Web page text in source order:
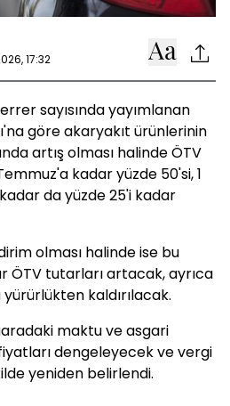
17:32
sayısında yayımlanan
göre akaryakıt ürünlerinin
artış olması halinde ÖTV
kadar yüzde 50'si, 1
da yüzde 25'i kadar
olması halinde ise bu
ÖTV tutarları artacak, ayrıca
kaldırılacak.
maktu ve asgari
dengeleyecek ve vergi
yeniden belirlendi.